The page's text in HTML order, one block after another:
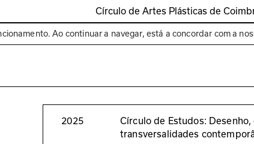
Círculo de Artes Plásticas de
Espaços
Ao continuar a navegar, está a concordar com a
2025
Círculo de Estudos:
transversalidades